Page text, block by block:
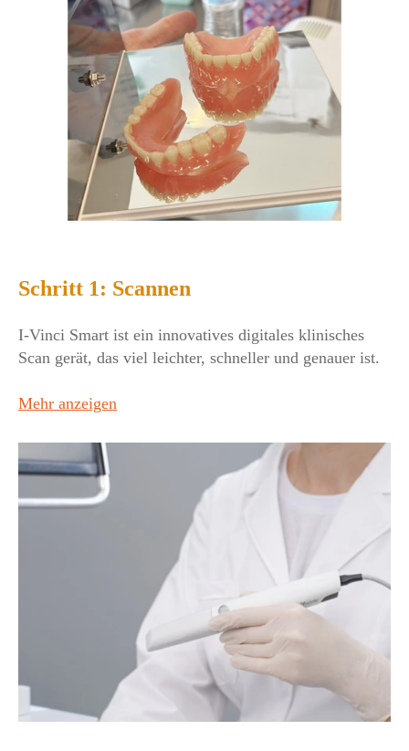
Schritt 1: Scannen
I-Vinci Smart ist ein innovatives digitales klinisches
Scan gerät, das viel leichter, schneller und genauer ist.
Mehr anzeigen